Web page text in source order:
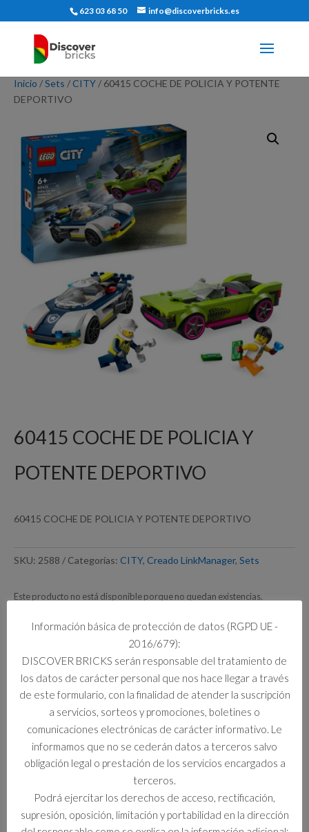
623 03 68 50 info@discoverbricks.es
Inicio /Sets /CITY / 60415 COCHE DE POLICIA Y POTENTE
DEPORTIVO
60415 COCHE DE POLICIA Y
POTENTE DEPORTIVO
60415 COCHE DE POLICIA Y POTENTE DEPORTIVO
SKU: 2588 Categorías: CITY, Creado LinkManager, Sets
Este producto no está disponible porque no quedan existencias.
Información adicional
Información adicional
Set
Productos relacionados
Información básica de protección de datos (RGPD UE -
2016/679):
DISCOVER BRICKS serán responsable del tratamiento de
los datos de carácter personal que nos hace llegar a través
de este formulario, con la finalidad de atender la suscripción
a servicios, sorteos y promociones, boletines o
comunicaciones electrónicas de carácter informativo. Le
informamos que no se cederán datos a terceros salvo
obligación legal o prestación de los servicios encargados a
terceros.
Podrá ejercitar los derechos de acceso, rectificación,
supresión, oposición, limitación y portabilidad en la dirección